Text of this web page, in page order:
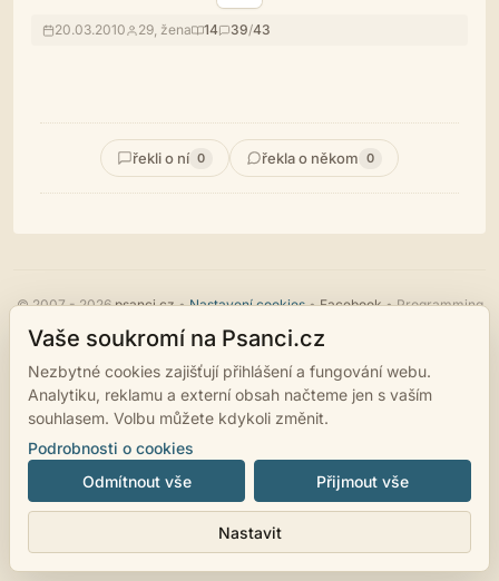
20.03.2010 29, žena 14 39/43
řekli o ní 0 řekla o někom 0
© 2007 - 2026psanci.cz•Nastavení cookies•Facebook• Programming
Vaše soukromí na Psanci.cz
Nezbytné cookies zajišťují přihlášení a fungování webu.
Analytiku, reklamu a externí obsah načteme jen s vaším
souhlasem. Volbu můžete kdykoli změnit.
Podrobnosti o cookies
Odmítnout vše
Nastavit
Přijmout vše